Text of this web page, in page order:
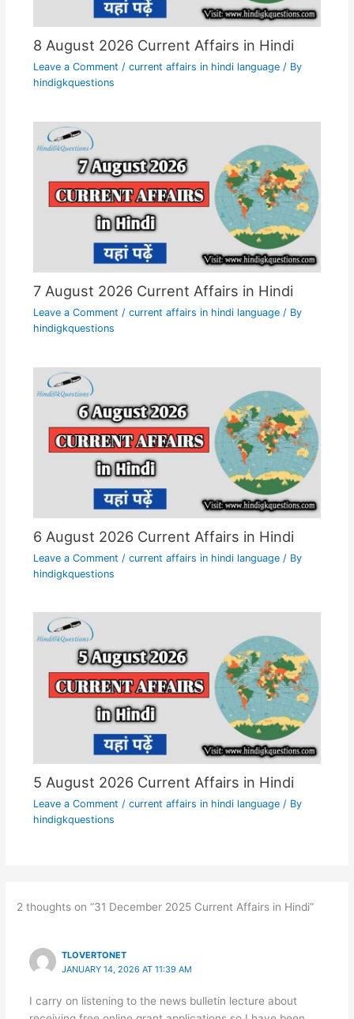
8 August 2026 Current Affairs in Hindi
Leave a Comment / current affairs in hindi language/ By
hindigkquestions
7 August 2026 Current Affairs in Hindi
Leave a Comment / current affairs in hindi language/ By
hindigkquestions
6 August 2026 Current Affairs in Hindi
Leave a Comment / current affairs in hindi language/ By
hindigkquestions
5 August 2026 Current Affairs in Hindi
Leave a Comment / current affairs in hindi language/ By
hindigkquestions
2 thoughts on “31 December 2025 Current Affairs in Hindi”
TLOVERTONET
JANUARY 14, 2026 AT 11:39 AM
I carry on listening to the news bulletin lecture about